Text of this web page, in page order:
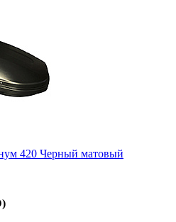
420 Черный матовый